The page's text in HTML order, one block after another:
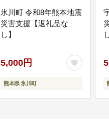
氷川町 令和8年熊本地震
災害支援【返礼品な
し】
5,000円
熊本県 氷川町